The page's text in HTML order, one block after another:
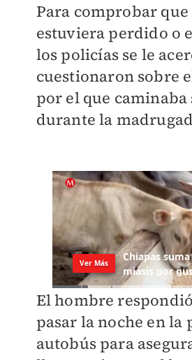
Para comprobar que
estuviera perdido o
los policías se le
cuestionaron sobre
por el que caminaba
durante la
El hombre
pasar la noche en la
autobús para